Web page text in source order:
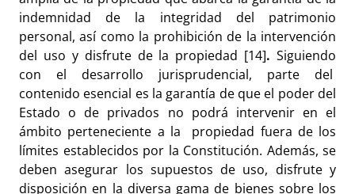
indemnidad de la integridad del patrimonio
personal, así como la prohibición de la intervención
del uso y disfrute de la propiedad [14]. Siguiendo
con el desarrollo jurisprudencial, parte del
contenido esencial es la garantía de que el poder del
Estado o de privados no podrá intervenir en el
ámbito perteneciente a la propiedad fuera de los
límites establecidos por la Constitución. Además, se
deben asegurar los supuestos de uso, disfrute y
disposición en la diversa gama de bienes sobre los